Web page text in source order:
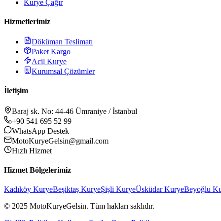
Kurye Çağır
Hizmetlerimiz
Döküman Teslimatı
Paket Kargo
Acil Kurye
Kurumsal Çözümler
İletişim
Baraj sk. No: 44-46 Ümraniye / İstanbul
+90 541 695 52 99
WhatsApp Destek
MotoKuryeGelsin@gmail.com
Hızlı Hizmet
Hizmet Bölgelerimiz
Kadıköy KuryeBeşiktaş KuryeŞişli KuryeÜsküdarKuryeBeyoğlu
© 2025 MotoKuryeGelsin. Tüm hakları saklıdır.